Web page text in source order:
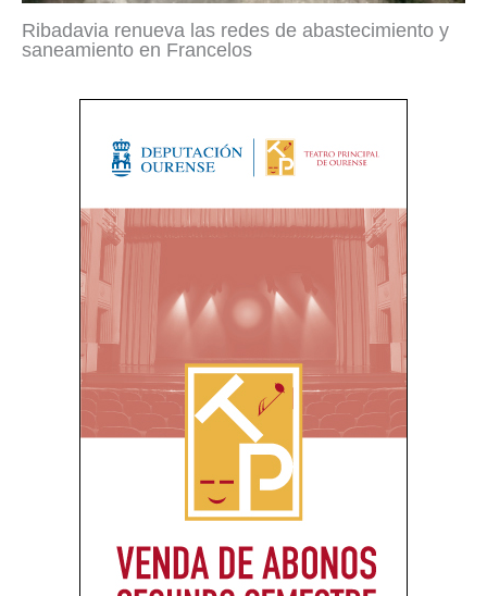
Ribadavia renueva las redes de abastecimiento y
saneamiento en Francelos